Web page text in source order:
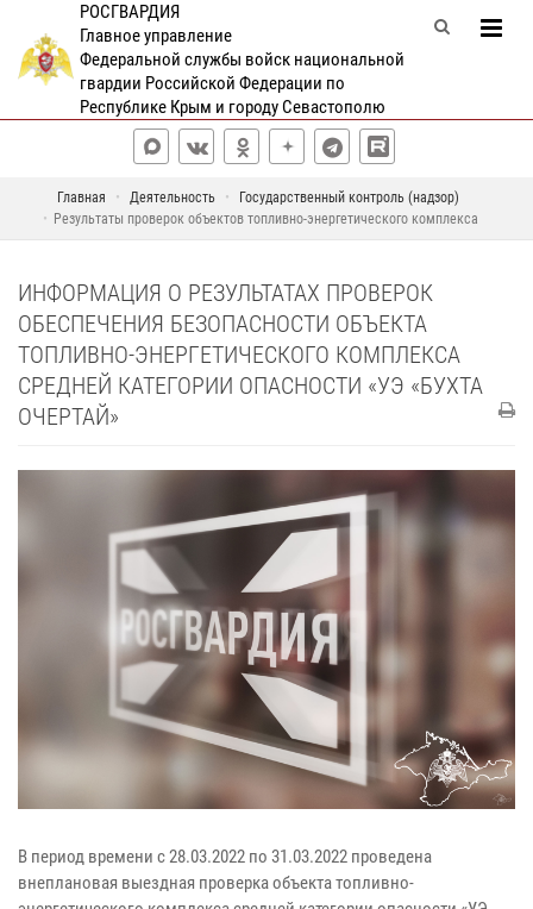
РОСГВАРДИЯ
Главное управление
Федеральной службы войск национальной
гвардии Российской Федерации по
Республике Крым и городу Севастополю
Главная Деятельность
Государственный контроль (надзор)
Результаты проверок объектов топливно-энергетического комплекса
ИНФОРМАЦИЯ О РЕЗУЛЬТАТАХ ПРОВЕРОК
ОБЕСПЕЧЕНИЯ БЕЗОПАСНОСТИ ОБЪЕКТА
ТОПЛИВНО-ЭНЕРГЕТИЧЕСКОГО КОМПЛЕКСА
СРЕДНЕЙ КАТЕГОРИИ ОПАСНОСТИ «УЭ «БУХТА
ОЧЕРТАЙ»
В период времени с 28.03.2022 по 31.03.2022 проведена
внеплановая выездная проверка объекта топливно-